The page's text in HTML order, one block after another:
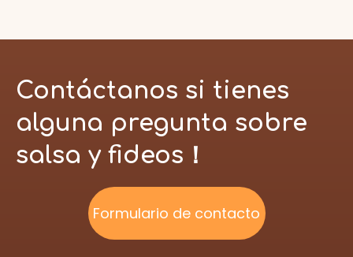
Contáctanos si tienes
alguna pregunta sobre
salsa y fideos！
Formulario de contacto